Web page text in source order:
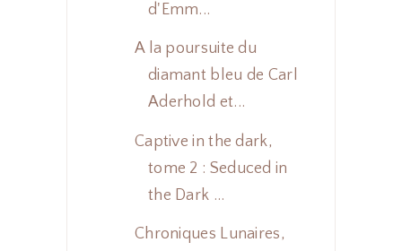
d'Emm...
A la poursuite du
diamant bleu de Carl
Aderhold et...
Captive in the dark,
tome 2 : Seduced in
the Dark ...
Chroniques Lunaires,